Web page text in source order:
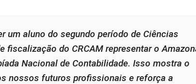
um aluno do segundo período de Ciências
fiscalização do CRCAM representar o
Nacional de Contabilidade. Isso mostra o
nossos futuros profissionais e reforça a